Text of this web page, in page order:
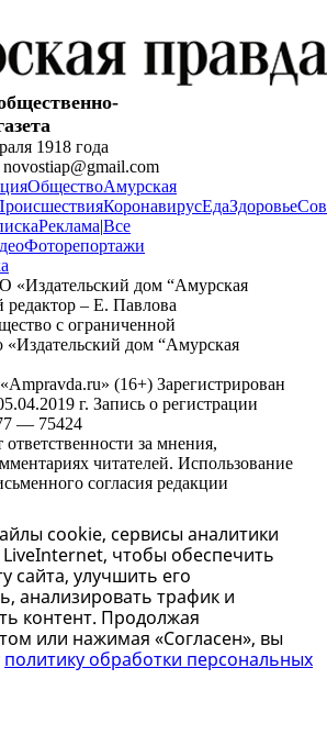
1918 года
ОбществоАмурская
КоронавирусЕдаЗдоровье
Реклама|Все
Фоторепортажи
«Издательский дом “Амурская
редактор – Е. Павлова
с ограниченной
«Издательский дом “Амурская
(16+) Зарегистрирован
г. Запись о регистрации
— 75424
ответственности за мнения,
читателей. Использование
согласия редакции
cookie, сервисы аналитики
чтобы обеспечить
сайта, улучшить его
анализировать трафик и
контент. Продолжая
или нажимая «Согласен», вы
политику обработки персональных